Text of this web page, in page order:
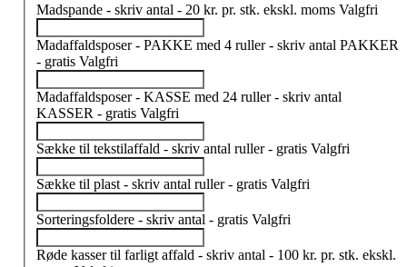
Madspande - skriv antal - 20 kr. pr. stk. ekskl. moms Valgfri
Madaffaldsposer - PAKKE med 4 ruller - skriv antal PAKKER
- gratis Valgfri
Madaffaldsposer - KASSE med 24 ruller - skriv antal
KASSER - gratis Valgfri
Sække til tekstilaffald - skriv antal ruller - gratis Valgfri
Sække til plast - skriv antal ruller - gratis Valgfri
Sorteringsfoldere - skriv antal - gratis Valgfri
Røde kasser til farligt affald - skriv antal - 100 kr. pr. stk. ekskl.